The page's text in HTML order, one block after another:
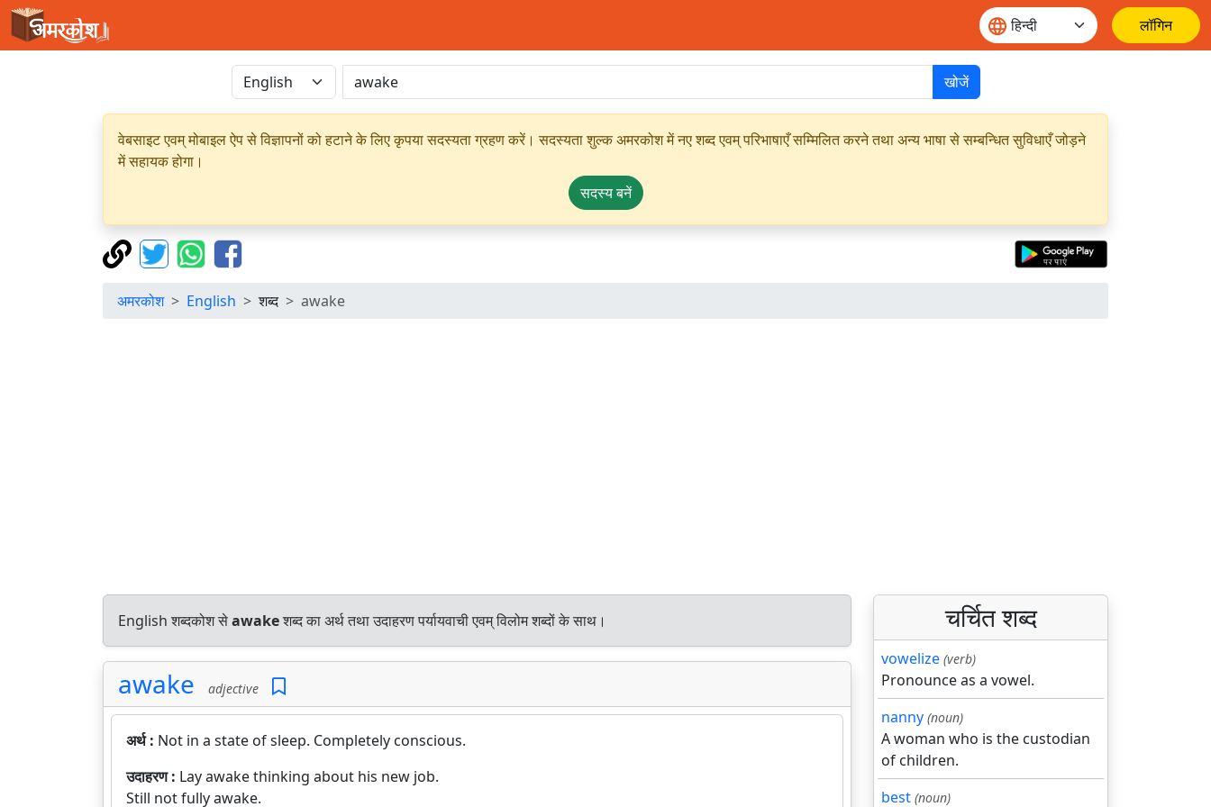
लॉगिन
खोजें
वेबसाइट एवम् मोबाइल ऐप से विज्ञापनों को हटाने के लिए कृपया सदस्यता ग्रहण करें। सदस्यता शुल्क अमरकोश में नए शब्द एवम् परिभाषाएँ सम्मिलित करने तथा अन्य भाषा से सम्बन्धित सुविधाएँ जोड़ने
में सहायक होगा।
सदस्य बनें
अमरकोश English शब्द awake
English शब्दकोश सेawakeशब्द का अर्थ तथा उदाहरण पर्यायवाची एवम् विलोम शब्दों के साथ।
awake adjective
अर्थ : Not in a state of sleep. Completely conscious.
उदाहरण : Lay awake thinking about his new job.
Still not fully awake.
चर्चित शब्द
vowelize (verb)
Pronounce as a vowel.
nanny (noun)
A woman who is the custodian
of children.
best (noun)